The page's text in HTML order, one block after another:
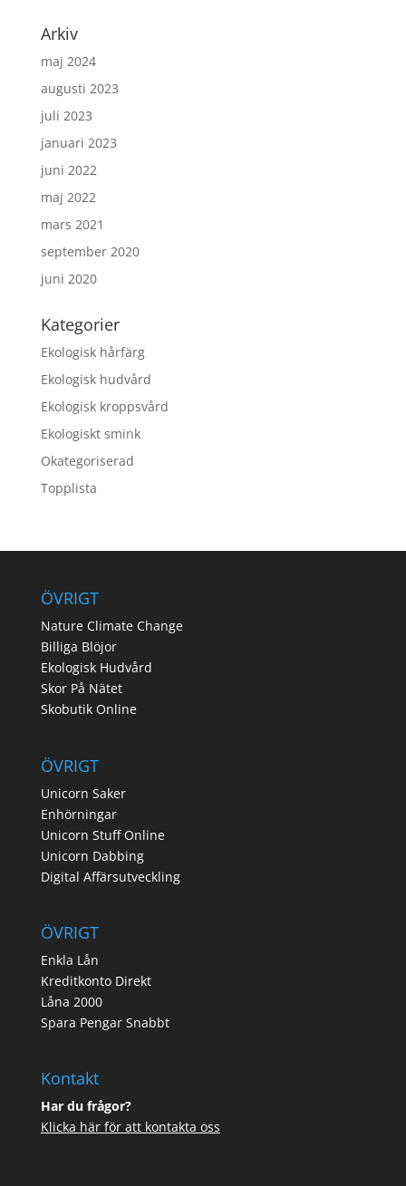
Arkiv
maj 2024
augusti 2023
juli 2023
januari 2023
juni 2022
maj 2022
mars 2021
september 2020
juni 2020
Kategorier
Ekologisk hårfärg
Ekologisk hudvård
Ekologisk kroppsvård
Ekologiskt smink
Okategoriserad
Topplista
ÖVRIGT
Nature Climate Change
Billiga Blöjor
Ekologisk Hudvård
Skor På Nätet
Skobutik Online
ÖVRIGT
Unicorn Saker
Enhörningar
Unicorn Stuff Online
Unicorn Dabbing
Digital Affärsutveckling
ÖVRIGT
Enkla Lån
Kreditkonto Direkt
Låna 2000
Spara Pengar Snabbt
Kontakt
Har du frågor?
Klicka här för att kontakta oss